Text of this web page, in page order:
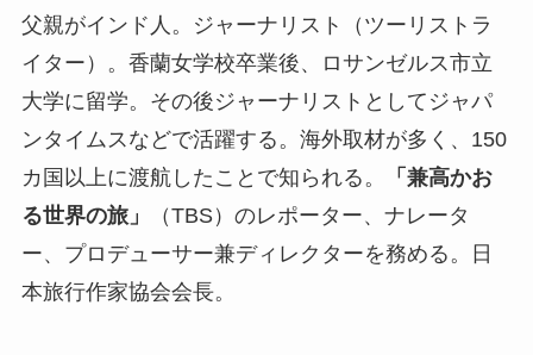
父親がインド人。ジャーナリスト（ツーリストラ
イター）。香蘭女学校卒業後、ロサンゼルス市立
大学に留学。その後ジャーナリストとしてジャパ
ンタイムスなどで活躍する。海外取材が多く、150
カ国以上に渡航したことで知られる。
「兼高かお
る世界の旅」
（TBS）のレポーター、ナレータ
ー、プロデューサー兼ディレクターを務める。日
本旅行作家協会会長。